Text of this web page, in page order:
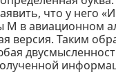
что у него
M в авиационном
версия. Таким